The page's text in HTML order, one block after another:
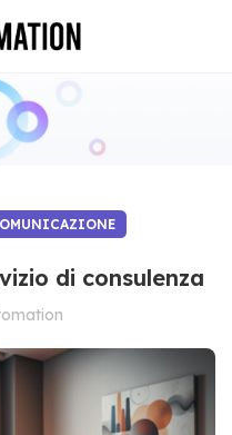
di consulenza